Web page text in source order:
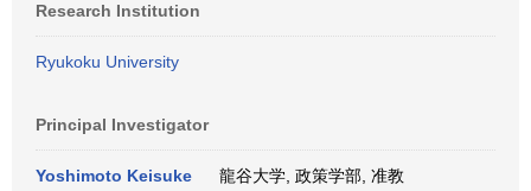
Research Institution
Ryukoku University
Principal Investigator
Yoshimoto Keisuke
龍谷大学, 政策学部, 准教